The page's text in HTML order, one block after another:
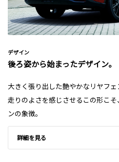
デザイン
後ろ姿から始まったデザイン。
大きく張り出した艶やかなリヤフェ
走りのよさを感じさせるこの形こ
ンの象徴。
詳細を見る